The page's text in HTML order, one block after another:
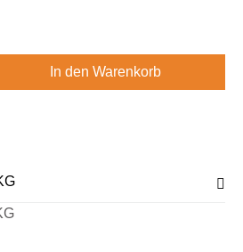
Gib den gewünschten
In den Warenkorb